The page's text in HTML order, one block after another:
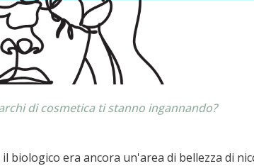
di cosmetica ti stanno ingannando?
biologico era ancora un'area di bellezza di